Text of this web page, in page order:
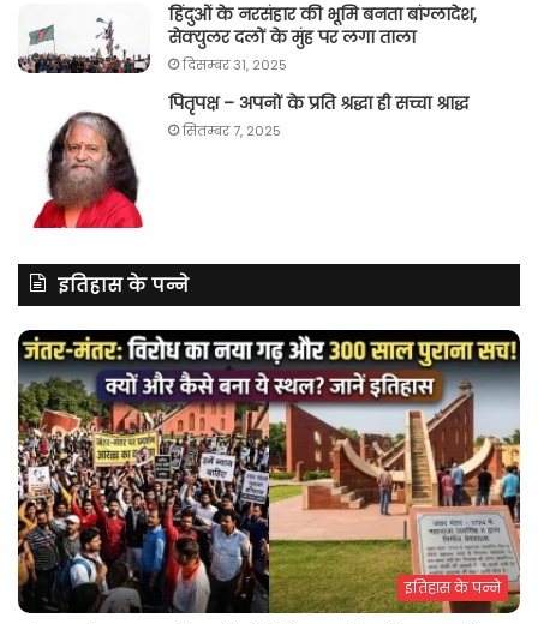
हिंदुओं के नरसंहार की भूमि बनता बांग्लादेश,
सेक्युलर दलों के मुंह पर लगा ताला
दिसम्बर 31, 2025
पितृपक्ष – अपनों के प्रति श्रद्धा ही सच्चा श्राद्ध
सितम्बर 7, 2025
इतिहास के पन्ने
इतिहास के पन्ने